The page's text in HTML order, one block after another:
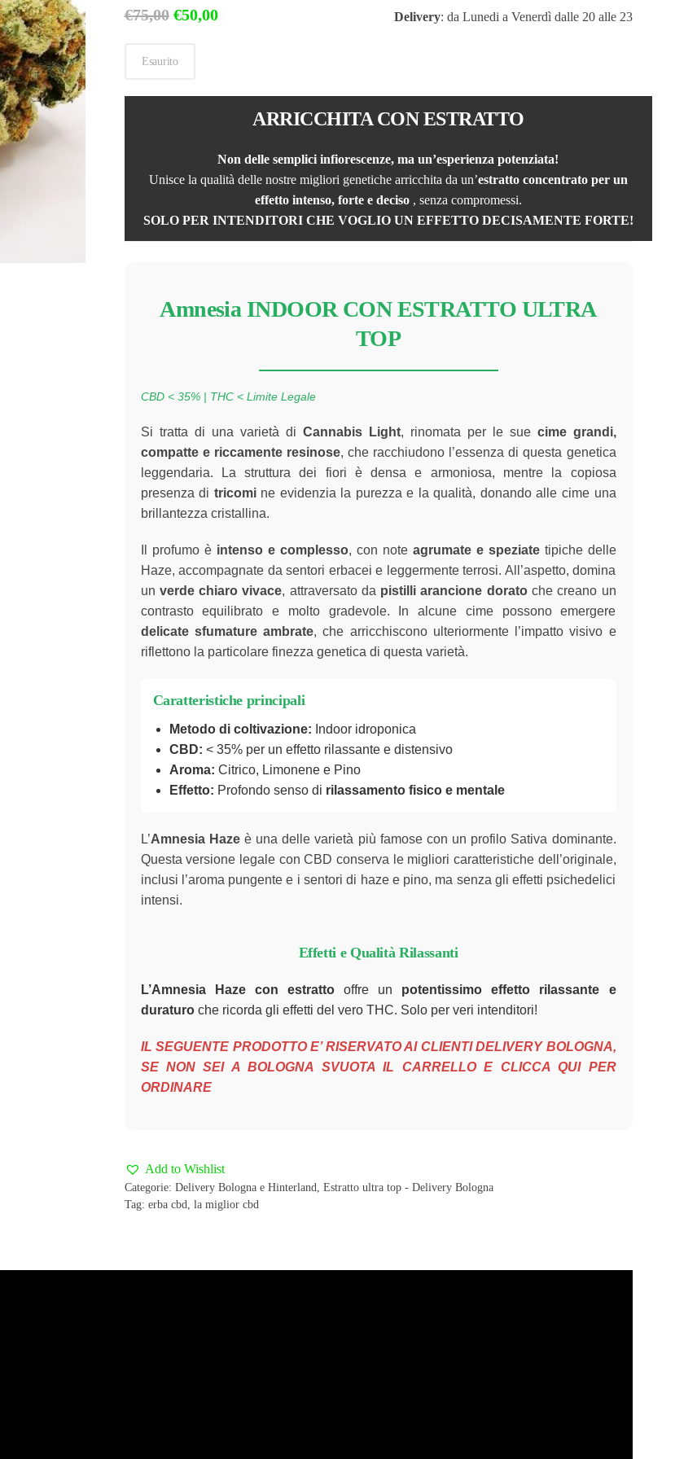
€75,00 Il
originale
€50,00Il
€50,00.
Delivery: da Lunedi a Venerdì dalle 20 alle 23
Esaurito
ARRICCHITA CON ESTRATTO
Non delle semplici infiorescenze, ma un’esperienza potenziata!
Unisce la qualità delle nostre migliori genetiche arricchita da un’estratto concentrato per un
effetto intenso, forte e deciso, senza compromessi.
SOLO PER INTENDITORI CHE VOGLIO UN EFFETTO DECISAMENTE FORTE!
Amnesia INDOOR CON ESTRATTO ULTRA
TOP
CBD < 35% | THC < Limite Legale
Si tratta di una varietà di Cannabis Light, rinomata per le sue cime grandi,
compatte e riccamente resinose, che racchiudono l’essenza di questa genetica
leggendaria. La struttura dei fiori è densa e armoniosa, mentre la copiosa
presenza di tricomine evidenzia la purezza e la qualità, donando alle cime una
brillantezza cristallina.
Il profumo è intenso e complesso, con note agrumate e speziatetipiche delle
Haze, accompagnate da sentori erbacei e leggermente terrosi. All’aspetto, domina
un verde chiaro vivace, attraversato da pistilli arancione doratoche creano un
contrasto equilibrato e molto gradevole. In alcune cime possono emergere
delicate sfumature ambrate, che arricchiscono ulteriormente l’impatto visivo e
riflettono la particolare finezza genetica di questa varietà.
Caratteristiche principali
Metodo di coltivazione: Indoor idroponica
CBD: < 35% per un effetto rilassante e distensivo
Aroma: Citrico, Limonene e Pino
Effetto: Profondo senso di rilassamento fisico e mentale
L’Amnesia Hazeè una delle varietà più famose con un profilo Sativa dominante.
Questa versione legale con CBD conserva le migliori caratteristiche dell’originale,
inclusi l’aroma pungente e i sentori di haze e pino, ma senza gli effetti psichedelici
intensi.
Effetti e Qualità Rilassanti
L’Amnesia Haze con estrattooffre un potentissimo effetto rilassante e
duraturo che ricorda gli effetti del vero THC. Solo per veri intenditori!
IL SEGUENTE PRODOTTO E’ RISERVATO AI CLIENTI DELIVERY BOLOGNA,
SE NON SEI A BOLOGNA SVUOTA IL CARRELLO E CLICCA QUIPER
ORDINARE
Add to Wishlist
Categorie: Delivery Bologna e Hinterland
Estratto ultra top - Delivery Bologna
Tag: erba cbd la miglior cbd